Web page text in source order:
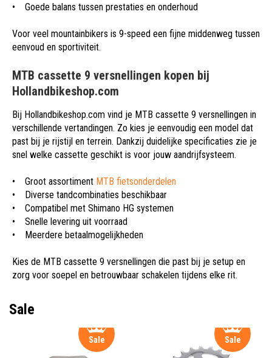
• Goede balans tussen prestaties en onderhoud
Voor veel mountainbikers is 9-speed een fijne middenweg tussen
eenvoud en sportiviteit.
MTB cassette 9 versnellingen kopen bij
Hollandbikeshop.com
Bij Hollandbikeshop.com vind je MTB cassette 9 versnellingen in
verschillende vertandingen. Zo kies je eenvoudig een model dat
past bij je rijstijl en terrein. Dankzij duidelijke specificaties zie je
snel welke cassette geschikt is voor jouw aandrijfsysteem.
• Groot assortiment MTB fietsonderdelen
• Diverse tandcombinaties beschikbaar
• Compatibel met Shimano HG systemen
• Snelle levering uit voorraad
• Meerdere betaalmogelijkheden
Kies de MTB cassette 9 versnellingen die past bij je setup en
zorg voor soepel en betrouwbaar schakelen tijdens elke rit.
Sale
Sale Sale